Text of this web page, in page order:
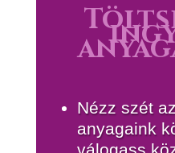
Nézz szét
anyagaink